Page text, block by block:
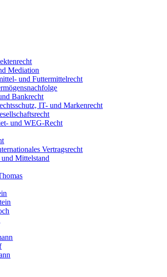
Mediation
und Futtermittelrecht
Bankrecht
IT- und Markenrecht
und WEG-Recht
Vertragsrecht
Mittelstand